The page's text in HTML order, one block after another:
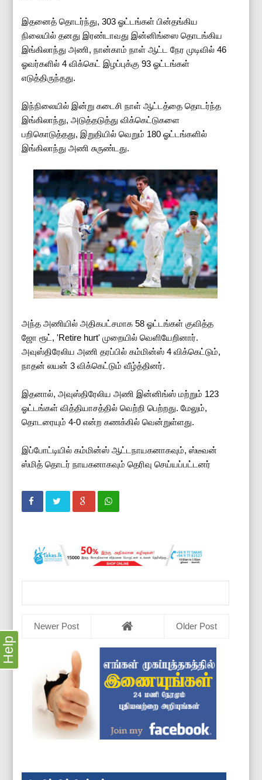
இதனைத் தொடர்ந்து, 303 ஓட்டங்கள் பின்தங்கிய
நிலையில் தனது இரண்டாவது இன்னிங்ஸை தொடங்கிய
இங்கிலாந்து அணி, நான்காம் நாள் ஆட்ட நேர முடிவில் 46
ஓவர்களில் 4 விக்கெட் இழப்புக்கு 93 ஓட்டங்கள்
எடுத்திருந்தது.
இந்நிலையில் இன்று கடைசி நாள் ஆட்டத்தை தொடர்ந்த
இங்கிலாந்து, அடுத்தடுத்து விக்கெட்டுகளை
பறிகொடுத்தது, இறுதியில் வெறும் 180 ஓட்டங்களில்
இங்கிலாந்து அணி சுருண்டது.
அந்த அணியில் அதிகபட்சமாக 58 ஓட்டங்கள் குவித்த
ஜோ ரூட், 'Retire hurt' முறையில் வெளியேறினார்.
அவுஸ்திரேலிய அணி தரப்பில் கம்மின்ஸ் 4 விக்கெட்டும்,
நாதன் லயன் 3 விக்கெட்டும் வீழ்த்தினர்.
இதனால், அவுஸ்திரேலிய அணி இன்னிங்ஸ் மற்றும் 123
ஓட்டங்கள் வித்தியாசத்தில் வெற்றி பெற்றது. மேலும்,
தொடரையும் 4-0 என்ற கணக்கில் வென்றுள்ளது.
இப்போட்டியில் கம்மின்ஸ் ஆட்டநாயகனாகவும், ஸ்டீவன்
ஸ்மித் தொடர் நாயகனாகவும் தெரிவு செய்யப்பட்டனர்
Newer Post Older Post
Help